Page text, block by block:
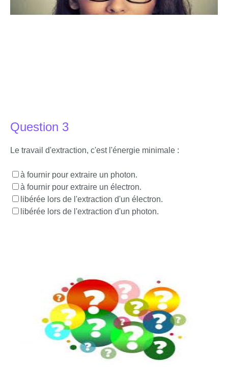
Question 3
Le travail d'extraction, c'est l'énergie minimale :
à fournir pour extraire un photon.
à fournir pour extraire un électron.
libérée lors de l'extraction d'un électron.
libérée lors de l'extraction d'un photon.